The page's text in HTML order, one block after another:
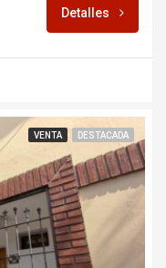
Detalles
VENTA DESTACADA